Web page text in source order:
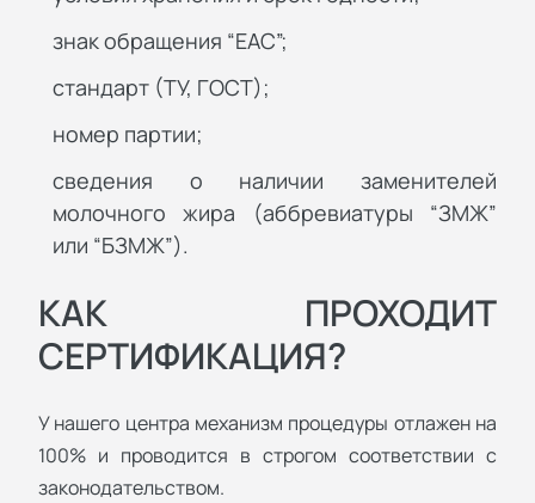
знак обращения “ЕАС”;
стандарт (ТУ, ГОСТ);
номер партии;
сведения о наличии заменителей
молочного жира (аббревиатуры “ЗМЖ”
или “БЗМЖ”).
КАК ПРОХОДИТ
СЕРТИФИКАЦИЯ?
У нашего центра механизм процедуры отлажен на
100% и проводится в строгом соответствии с
законодательством.